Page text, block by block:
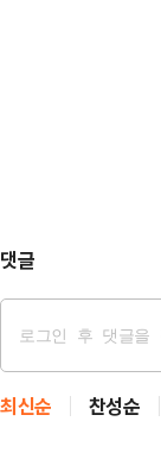
댓글
최신순 찬성순